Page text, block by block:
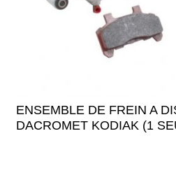
ENSEMBLE DE FREIN A
DACROMET KODIAK (1